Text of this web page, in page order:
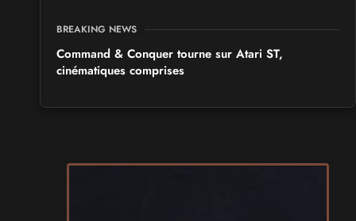
BREAKING NEWS
Command & Conquer tourne sur Atari ST,
cinématiques comprises